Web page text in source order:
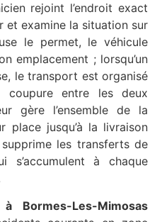
rejoint l’endroit exact
et examine la situation sur
le permet, le véhicule
emplacement ; lorsqu’un
le transport est organisé
coupure entre les deux
gère l’ensemble de la
place jusqu’à la livraison
les transferts de
à chaque
Bormes-Les-Mimosas